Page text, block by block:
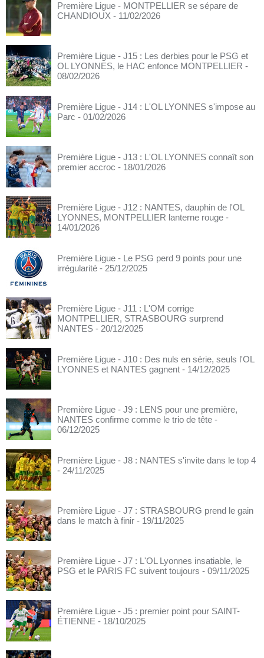
Première Ligue - MONTPELLIER se sépare de
CHANDIOUX - 11/02/2026
Première Ligue - J15 : Les derbies pour le PSG et
OL LYONNES, le HAC enfonce MONTPELLIER -
08/02/2026
Première Ligue - J14 : L'OL LYONNES s'impose au
Parc - 01/02/2026
Première Ligue - J13 : L'OL LYONNES connaît son
premier accroc - 18/01/2026
Première Ligue - J12 : NANTES, dauphin de l'OL
LYONNES, MONTPELLIER lanterne rouge -
14/01/2026
Première Ligue - Le PSG perd 9 points pour une
irrégularité - 25/12/2025
Première Ligue - J11 : L'OM corrige
MONTPELLIER, STRASBOURG surprend
NANTES - 20/12/2025
Première Ligue - J10 : Des nuls en série, seuls l'OL
LYONNES et NANTES gagnent - 14/12/2025
Première Ligue - J9 : LENS pour une première,
NANTES confirme comme le trio de tête -
06/12/2025
Première Ligue - J8 : NANTES s'invite dans le top 4
- 24/11/2025
Première Ligue - J7 : STRASBOURG prend le gain
dans le match à finir - 19/11/2025
Première Ligue - J7 : L'OL Lyonnes insatiable, le
PSG et le PARIS FC suivent toujours - 09/11/2025
Première Ligue - J5 : premier point pour SAINT-
ÉTIENNE - 18/10/2025